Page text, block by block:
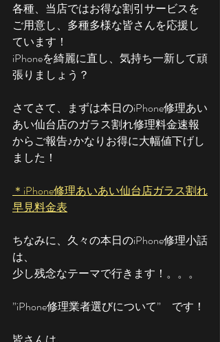
各種、当店ではお得な割引サービスを
ご用意し、多種多様な皆さんを応援し
ています！
iPhoneを綺麗に直し、気持ち一新して頑
張りましょう？
さてさて、まずは本日のiPhone修理あい
あい仙台店のガラス割れ修理料金速報
からご報告♪かなりお得に大幅値下げし
ました！
＊iPhone修理あいあい仙台店ガラス割れ
早見料金表
ちなみに、久々の本日のiPhone修理小話
は、
少し残念なテーマで行きます！。。。
”iPhone修理業者選びについて”　です！